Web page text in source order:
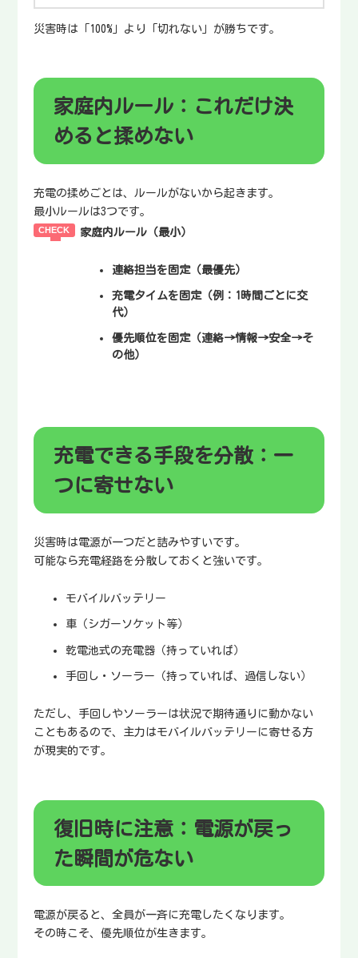
災害時は「100%」より「切れない」が勝ちです。
家庭内ルール：これだけ決
めると揉めない
充電の揉めごとは、ルールがないから起きます。
最小ルールは3つです。
家庭内ルール（最小）
連絡担当を固定（最優先）
充電タイムを固定（例：1時間ごとに交
代）
優先順位を固定（連絡→情報→安全→そ
の他）
充電できる手段を分散：一
つに寄せない
災害時は電源が一つだと詰みやすいです。
可能なら充電経路を分散しておくと強いです。
モバイルバッテリー
車（シガーソケット等）
乾電池式の充電器（持っていれば）
手回し・ソーラー（持っていれば、過信しない）
ただし、手回しやソーラーは状況で期待通りに動かない
こともあるので、主力はモバイルバッテリーに寄せる方
が現実的です。
復旧時に注意：電源が戻っ
た瞬間が危ない
電源が戻ると、全員が一斉に充電したくなります。
その時こそ、優先順位が生きます。